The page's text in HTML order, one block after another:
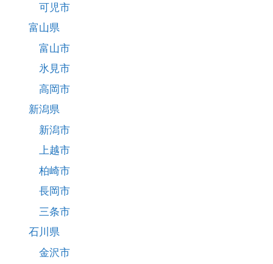
可児市
富山県
富山市
氷見市
高岡市
新潟県
新潟市
上越市
柏崎市
長岡市
三条市
石川県
金沢市